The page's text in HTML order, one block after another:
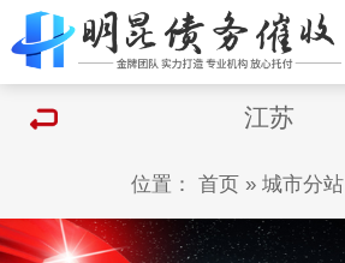
江苏
位置： 首页 » 城市分站